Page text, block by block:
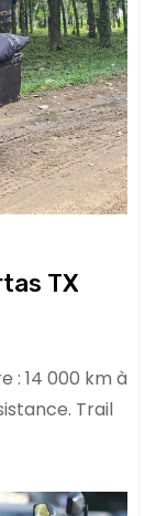
TX
: 14 000 km à
Trail